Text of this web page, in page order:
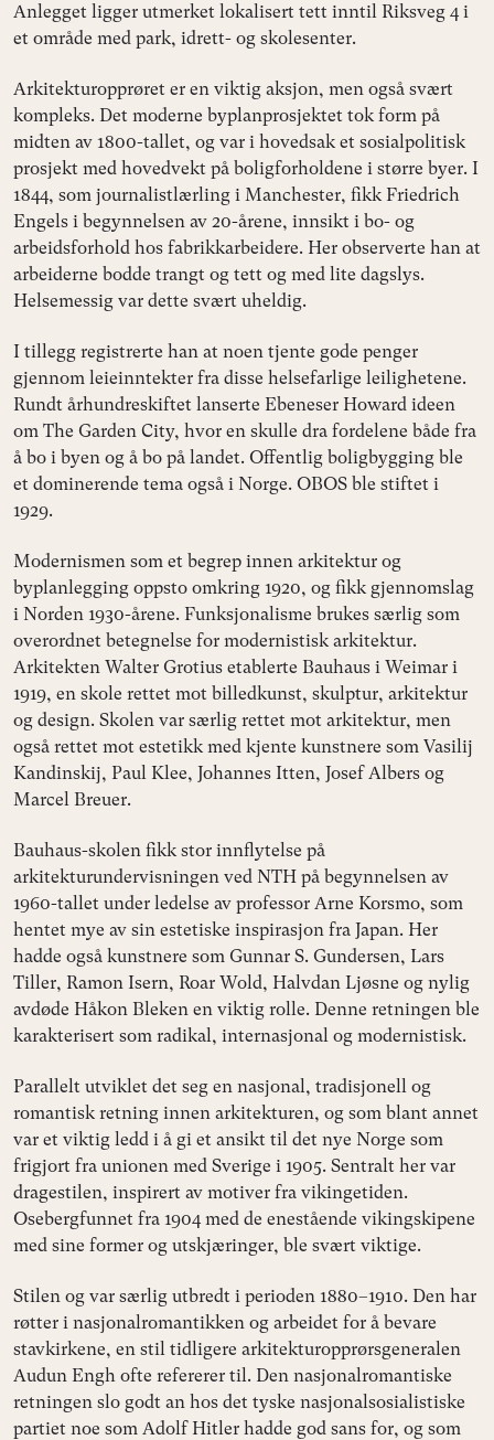
Anlegget ligger utmerket lokalisert tett inntil Riksveg 4 i
et område med park, idrett- og skolesenter.
Arkitekturopprøret er en viktig aksjon, men også svært
kompleks. Det moderne byplanprosjektet tok form på
midten av 1800-tallet, og var i hovedsak et sosialpolitisk
prosjekt med hovedvekt på boligforholdene i større byer. I
1844, som journalistlærling i Manchester, fikk Friedrich
Engels i begynnelsen av 20-årene, innsikt i bo- og
arbeidsforhold hos fabrikkarbeidere. Her observerte han at
arbeiderne bodde trangt og tett og med lite dagslys.
Helsemessig var dette svært uheldig.
I tillegg registrerte han at noen tjente gode penger
gjennom leieinntekter fra disse helsefarlige leilighetene.
Rundt århundreskiftet lanserte Ebeneser Howard ideen
om The Garden City, hvor en skulle dra fordelene både fra
å bo i byen og å bo på landet. Offentlig boligbygging ble
et dominerende tema også i Norge. OBOS ble stiftet i
1929.
Modernismen som et begrep innen arkitektur og
byplanlegging oppsto omkring 1920, og fikk gjennomslag
i Norden 1930-årene. Funksjonalisme brukes særlig som
overordnet betegnelse for modernistisk arkitektur.
Arkitekten Walter Grotius etablerte Bauhaus i Weimar i
1919, en skole rettet mot billedkunst, skulptur, arkitektur
og design. Skolen var særlig rettet mot arkitektur, men
også rettet mot estetikk med kjente kunstnere som Vasilij
Kandinskij, Paul Klee, Johannes Itten, Josef Albers og
Marcel Breuer.
Bauhaus-skolen fikk stor innflytelse på
arkitekturundervisningen ved NTH på begynnelsen av
1960-tallet under ledelse av professor Arne Korsmo, som
hentet mye av sin estetiske inspirasjon fra Japan. Her
hadde også kunstnere som Gunnar S. Gundersen, Lars
Tiller, Ramon Isern, Roar Wold, Halvdan Ljøsne og nylig
avdøde Håkon Bleken en viktig rolle. Denne retningen ble
karakterisert som radikal, internasjonal og modernistisk.
Parallelt utviklet det seg en nasjonal, tradisjonell og
romantisk retning innen arkitekturen, og som blant annet
var et viktig ledd i å gi et ansikt til det nye Norge som
frigjort fra unionen med Sverige i 1905. Sentralt her var
dragestilen, inspirert av motiver fra vikingetiden.
Osebergfunnet fra 1904 med de enestående vikingskipene
med sine former og utskjæringer, ble svært viktige.
Stilen og var særlig utbredt i perioden 1880–1910. Den har
røtter i nasjonalromantikken og arbeidet for å bevare
stavkirkene, en stil tidligere arkitekturopprørsgeneralen
Audun Engh ofte refererer til. Den nasjonalromantiske
retningen slo godt an hos det tyske nasjonalsosialistiske
partiet noe som Adolf Hitler hadde god sans for, og som